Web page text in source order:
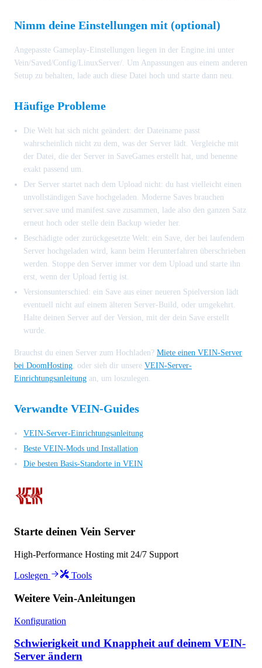
Nimm deine Einstellungen mit (optional)
Angepasste Gameplay-Einstellungen liegen in der Engine.ini unter
Vein/Saved/Config/LinuxServer/. Um Anpassungen aus einem anderen
Setup zu behalten, lade auch diese Datei hoch und starte dann neu.
Häufige Probleme
Die Welt hat sich nicht geändert: der Dateiname passt
wahrscheinlich nicht zu dem, was der Server lädt. Vergleiche mit
der Datei, die der Server in SaveGames erstellt hat, und benenne
exakt passend um.
Der Server startet nach dem Upload nicht: du hast vielleicht einen
unvollständigen Save hochgeladen. Moderne Saves brauchen
server.save und manifest.save zusammen, lade also den ganzen Satz
erneut hoch oder stelle dein Backup wieder her.
Beschädigte oder zurückgesetzte Welt: ein Save, der bei laufendem
Server hochgeladen wird, kann beim Herunterfahren überschrieben
werden. Stoppe den Server immer vor dem Upload und starte ihn
erst, wenn der Upload fertig ist.
Versionsunterschied: ein Save aus einer neueren Spielversion lädt
eventuell nicht auf einem älteren Server-Build, oder umgekehrt.
Halte deinen Server auf der Version, mit der dein Save erstellt
wurde.
Brauchst du einen Server zum Hochladen? Miete einen VEIN-Server
bei DoomHosting , oder sieh dir unsere VEIN-Server-
Einrichtungsanleitung an, um loszulegen.
Verwandte VEIN-Guides
VEIN-Server-Einrichtungsanleitung
Beste VEIN-Mods und Installation
Die besten Basis-Standorte in VEIN
Starte deinen Vein Server
High-Performance Hosting mit 24/7 Support
Loslegen Tools
Weitere Vein-Anleitungen
Konfiguration
Schwierigkeit und Knappheit auf deinem VEIN-
Server ändern